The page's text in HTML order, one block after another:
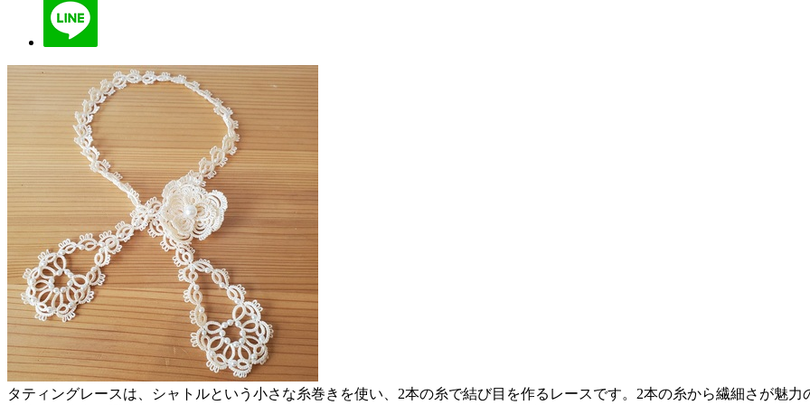
タティングレースは、シャトルという小さな糸巻きを使い、2本の糸で結び目を作るレースです。2本の糸から繊細さが魅力